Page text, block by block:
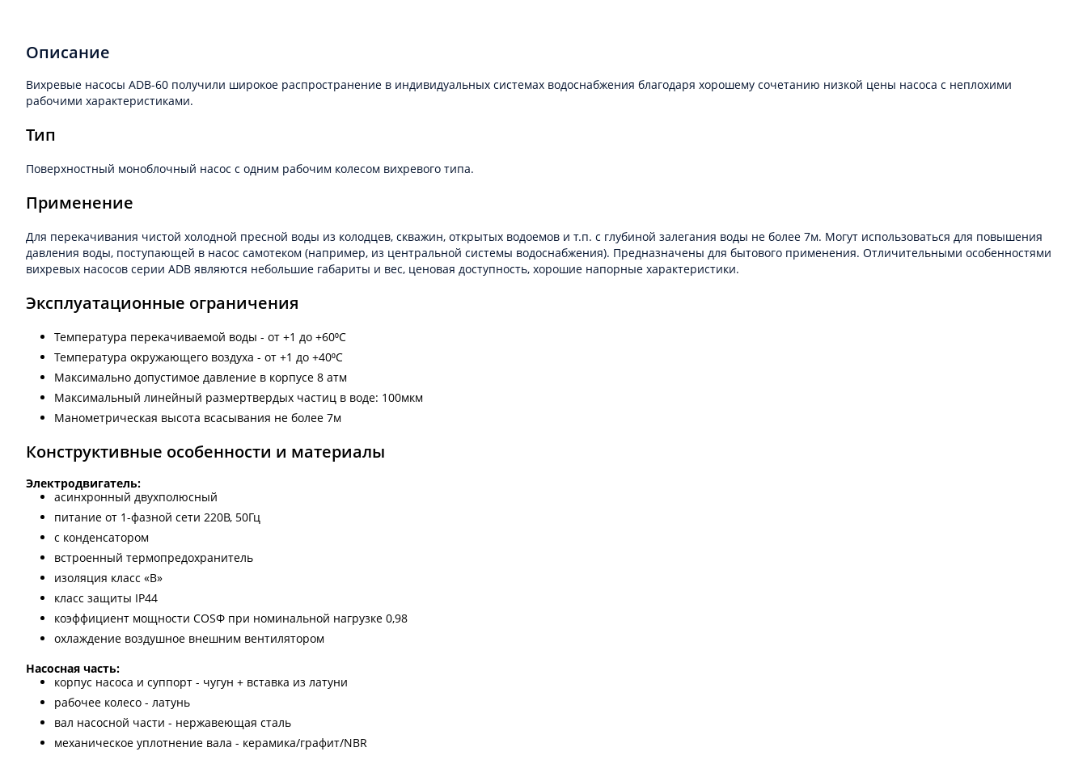
Описание
Вихревые насосы ADB-60 получили широкое распространение в индивидуальных системах водоснабжения благодаря хорошему сочетанию низкой цены насоса с неплохими
рабочими характеристиками.
Тип
Поверхностный моноблочный насос с одним рабочим колесом вихревого типа.
Применение
Для перекачивания чистой холодной пресной воды из колодцев, скважин, открытых водоемов и т.п. с глубиной залегания воды не более 7м. Могут использоваться для повышения
давления воды, поступающей в насос самотеком (например, из центральной системы водоснабжения). Предназначены для бытового применения. Отличительными особенностями
вихревых насосов серии ADB являются небольшие габариты и вес, ценовая доступность, хорошие напорные характеристики.
Эксплуатационные ограничения
Температура перекачиваемой воды - от +1 до +60⁰С
Температура окружающего воздуха - от +1 до +40⁰С
Максимально допустимое давление в корпусе 8 атм
Максимальный линейный размертвердых частиц в воде: 100мкм
Манометрическая высота всасывания не более 7м
Конструктивные особенности и материалы
Электродвигатель:
асинхронный двухполюсный
питание от 1-фазной сети 220В, 50Гц
с конденсатором
встроенный термопредохранитель
изоляция класс «В»
класс защиты IP44
коэффициент мощности СОSФ при номинальной нагрузке 0,98
охлаждение воздушное внешним вентилятором
Насосная часть:
корпус насоса и суппорт - чугун + вставка из латуни
рабочее колесо - латунь
вал насосной части - нержавеющая сталь
механическое уплотнение вала - керамика/графит/NВR